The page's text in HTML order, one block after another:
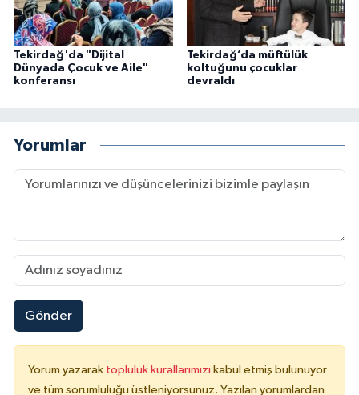
Tekirdağ'da "Dijital
Dünyada Çocuk ve Aile"
konferansı
Tekirdağ’da müftülük
koltuğunu çocuklar
devraldı
Yorumlar
Gönder
Yorum yazarak topluluk kurallarımızı kabul etmiş bulunuyor
ve tüm sorumluluğu üstleniyorsunuz. Yazılan yorumlardan
Karaman Müftülüğü
Kars Müftülüğü
Kayseri Müftülüğü
Kilis Müftülüğü
Kırklareli Müftülüğü
Kırşehir Müftülüğü
Kocaeli Müftülüğü
Konya Müftülüğü